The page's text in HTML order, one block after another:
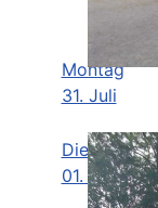
31.
Montag
31. Juli
Dienstag
01. August